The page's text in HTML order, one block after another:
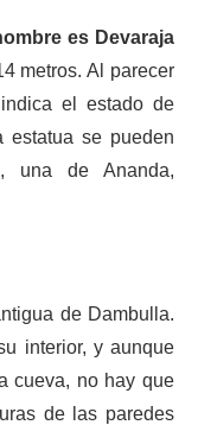
es Devaraja
metros. Al parecer
el estado de
estatua se pueden
una de Ananda,
de Dambulla.
interior, y aunque
cueva, no hay que
de las paredes